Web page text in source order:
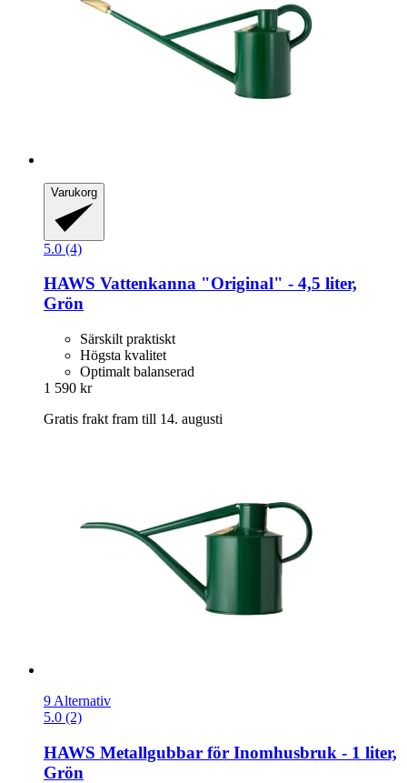
Varukorg
5.0 (4)
HAWS Vattenkanna "Original" -​ 4,5 liter,
Grön
Särskilt praktiskt
Högsta kvalitet
Optimalt balanserad
1 590 kr
Gratis frakt fram till 14. augusti
9 Alternativ
5.0 (2)
HAWS Metallgubbar för Inomhusbruk -​ 1 liter,
Grön